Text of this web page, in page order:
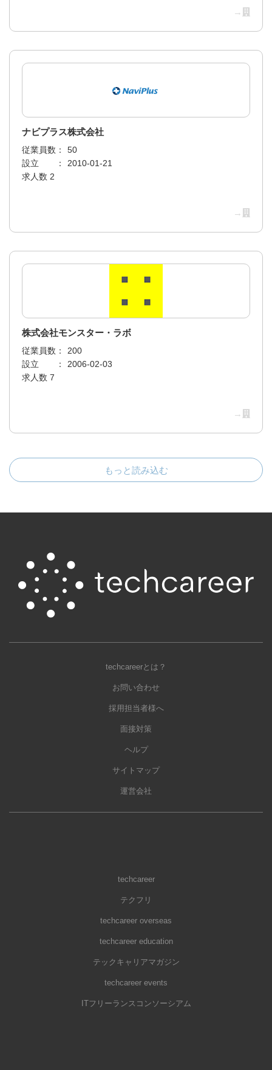
→
ナビプラス株式会社
従業員数：
50
設立 ：
2010-01-21
求人数 2
→
株式会社モンスター・ラボ
従業員数：
200
設立 ：
2006-02-03
求人数 7
→
もっと読み込む
techcareerとは？
お問い合わせ
採用担当者様へ
面接対策
ヘルプ
サイトマップ
運営会社
techcareer
テクフリ
techcareer overseas
techcareer education
テックキャリアマガジン
techcareer events
ITフリーランスコンソーシアム